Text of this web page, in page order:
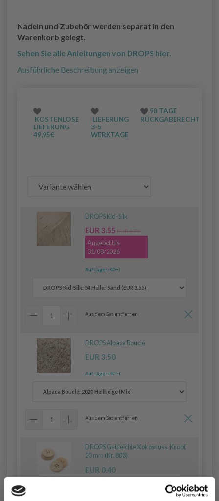
Nadeln und Zubehör werden separat in den
Warenkorb gelegt.
Sehen Sie alle Anleitungen von DROPS hier.
Ausführliche Beschreibung anzeigen
KOSTENLOSE
LIEFERUNG
49,95€
LIEFERUNG
3-5
WERKTAGE
90 TAGE
RÜCKGABERECHT
DROPS Kid-Silk
EUR 3.55 EUR 4.75
Angebot bis
31/08/2026
Auf Lager (40+)
Aus dem Set entfernen
DROPS Alpaca Bouclé
EUR 3.50
Auf Lager (40+)
Aus dem Set entfernen
DROPS Gebleichte Kokosnuss, Knopf,
20 mm (Nr. 803)
EUR 0.40